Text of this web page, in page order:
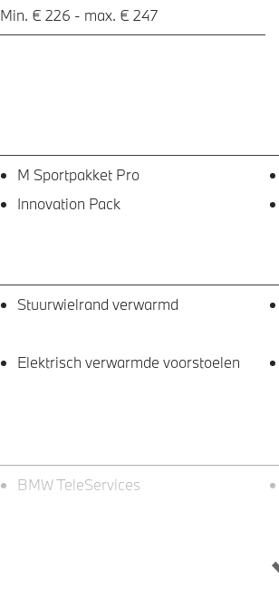
Min. € 226 - max. € 247
M Sportpakket Pro
Innovation Pack
Stuurwielrand verwarmd
Elektrisch verwarmde voorstoelen
BMW TeleServices